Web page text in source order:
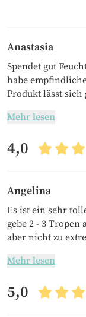
Anastasia
Spendet gut
habe
Produkt lässt
Mehr lesen
4,0
Angelina
Es ist ein sehr
gebe 2 - 3
aber nicht zu
Mehr lesen
5,0